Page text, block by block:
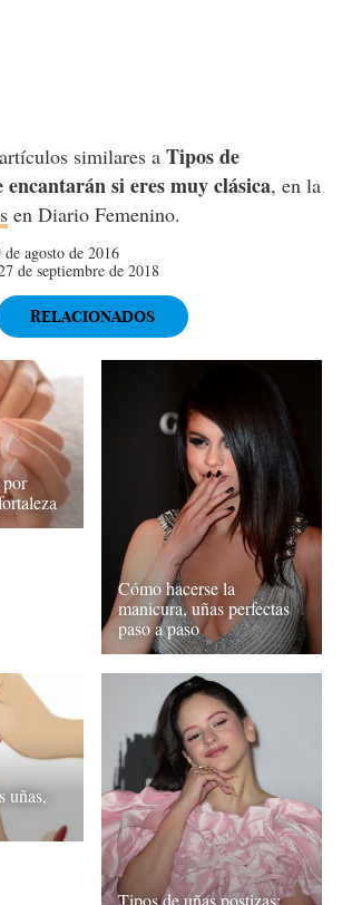
similares a Tipos de
si eres muy clásica, en la
en Diario Femenino.
de agosto de 2016
de septiembre de 2018
RELACIONADOS
Cómo hacerse la
manicura, uñas perfectas
paso a paso
uñas,